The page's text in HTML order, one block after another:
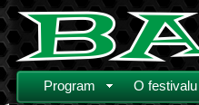
Program O festivalu